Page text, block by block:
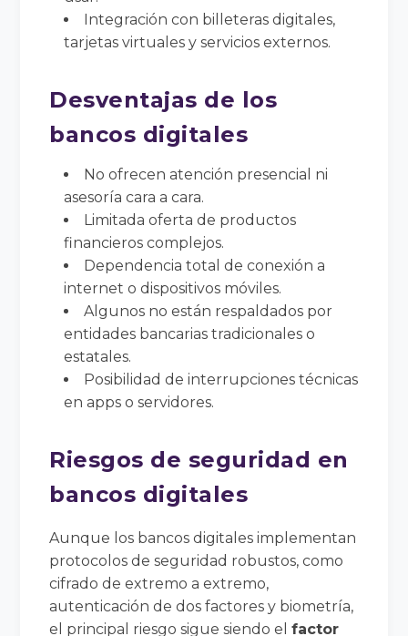
Integración con billeteras digitales,
tarjetas virtuales y servicios externos.
Desventajas de los
bancos digitales
No ofrecen atención presencial ni
asesoría cara a cara.
Limitada oferta de productos
financieros complejos.
Dependencia total de conexión a
internet o dispositivos móviles.
Algunos no están respaldados por
entidades bancarias tradicionales o
estatales.
Posibilidad de interrupciones técnicas
en apps o servidores.
Riesgos de seguridad en
bancos digitales
Aunque los bancos digitales implementan
protocolos de seguridad robustos, como
cifrado de extremo a extremo,
autenticación de dos factores y biometría,
el principal riesgo sigue siendo elfactor